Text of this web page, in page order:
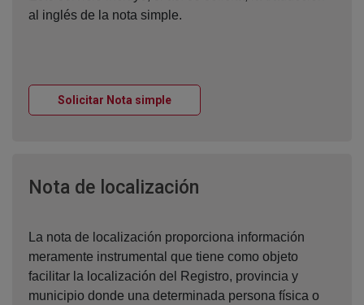
al inglés de la nota simple.
Solicitar Nota simpleVentana nueva
Nota de localización
La nota de localización proporciona información
meramente instrumental que tiene como objeto
facilitar la localización del Registro, provincia y
municipio donde una determinada persona física o